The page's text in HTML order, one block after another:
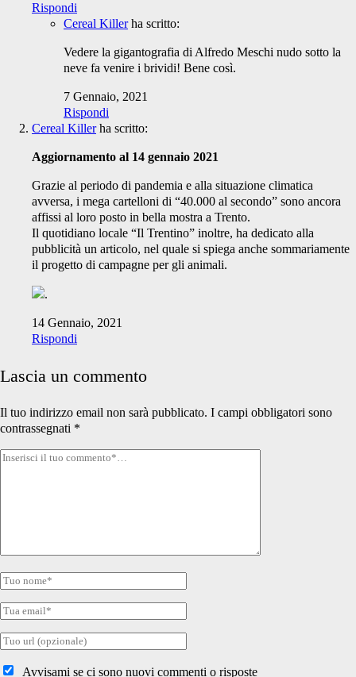
Rispondi
Cereal Killer ha scritto:
Vedere la gigantografia di Alfredo Meschi nudo sotto la
neve fa venire i brividi! Bene così.
7 Gennaio, 2021
Rispondi
Cereal Killer ha scritto:
Aggiornamento al 14 gennaio 2021
Grazie al periodo di pandemia e alla situazione climatica
avversa, i mega cartelloni di “40.000 al secondo” sono ancora
affissi al loro posto in bella mostra a Trento.
Il quotidiano locale “Il Trentino” inoltre, ha dedicato alla
pubblicità un articolo, nel quale si spiega anche sommariamente
il progetto di campagne per gli animali.
.
14 Gennaio, 2021
Rispondi
Lascia un commento
Il tuo indirizzo email non sarà pubblicato. I campi obbligatori sono
contrassegnati *
Tuo
Tuo
Tua
Tuo
internetAvvisami se ci sono nuovi commenti o risposte